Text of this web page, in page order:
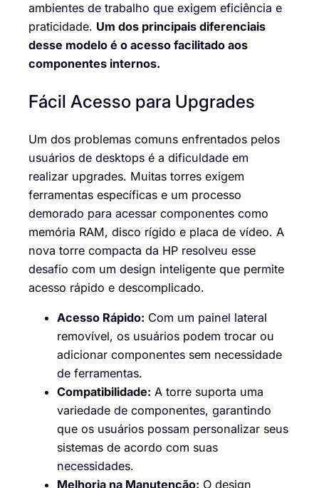
ambientes de trabalho que exigem eficiência e
praticidade. Um dos principais diferenciais
desse modelo é o acesso facilitado aos
componentes internos.
Fácil Acesso para Upgrades
Um dos problemas comuns enfrentados pelos
usuários de desktops é a dificuldade em
realizar upgrades. Muitas torres exigem
ferramentas específicas e um processo
demorado para acessar componentes como
memória RAM, disco rígido e placa de vídeo. A
nova torre compacta da HP resolveu esse
desafio com um design inteligente que permite
acesso rápido e descomplicado.
Acesso Rápido: Com um painel lateral
removível, os usuários podem trocar ou
adicionar componentes sem necessidade
de ferramentas.
Compatibilidade: A torre suporta uma
variedade de componentes, garantindo
que os usuários possam personalizar seus
sistemas de acordo com suas
necessidades.
Melhoria na Manutenção: O design